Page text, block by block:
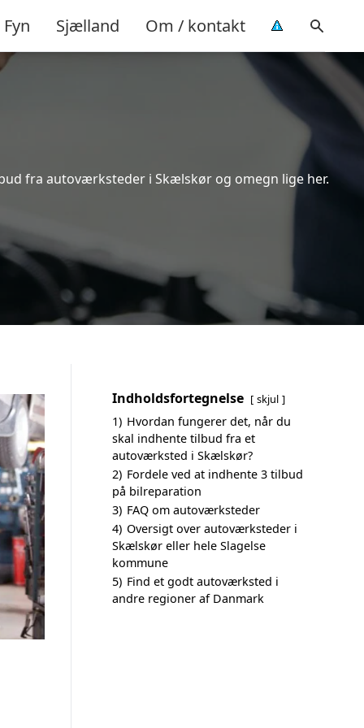
Fyn Sjælland Om / kontakt
fra autoværksteder i Skælskør og omegn lige her.
Indholdsfortegnelse skjul
1) Hvordan fungerer det, når du
skal indhente tilbud fra et
autoværksted i Skælskør?
2) Fordele ved at indhente 3 tilbud
på bilreparation
3) FAQ om autoværksteder
4) Oversigt over autoværksteder i
Skælskør eller hele Slagelse
kommune
5) Find et godt autoværksted i
andre regioner af Danmark